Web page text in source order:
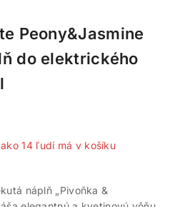
Peony&Jasmine
do elektrického
za posledných 13 hodín
14 ľudí má v košíku
náplň „Pivoňka &